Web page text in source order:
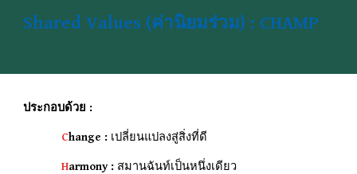
Shared Values (ค่านิยมร่วม) : CHAMP
ประกอบด้วย :
Change : เปลี่ยนแปลงสู่สิ่งที่ดี
Harmony : สมานฉันท์เป็นหนึ่งเดียว